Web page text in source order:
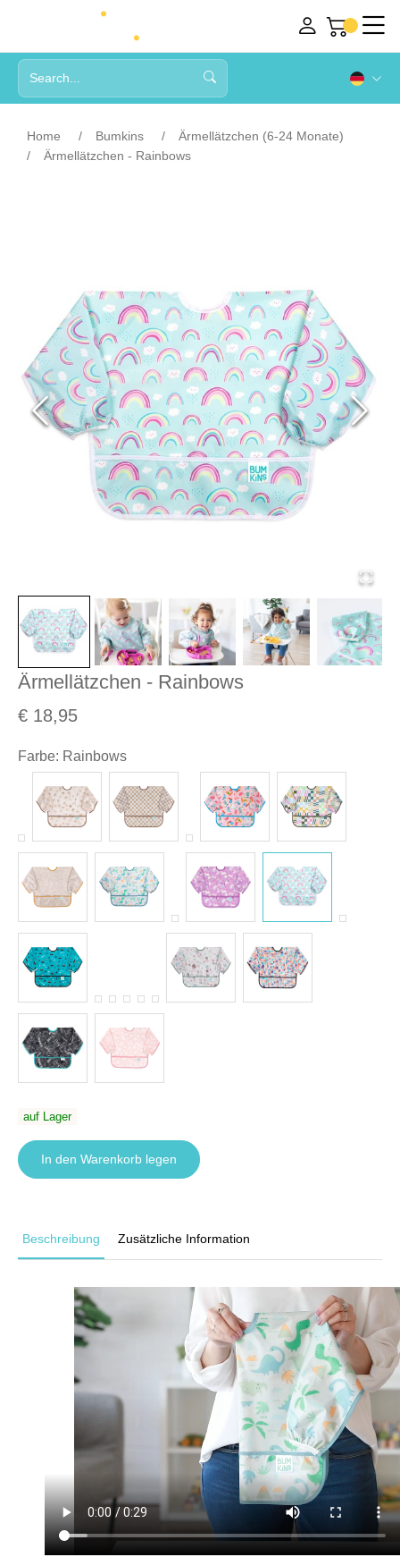
Home Bumkins
Ärmellätzchen (6-24 Monate)
Ärmellätzchen - Rainbows
Ärmellätzchen - Rainbows
€ 18,95
Farbe: Rainbows
auf Lager
In den Warenkorb legen
Beschreibung Zusätzliche Information